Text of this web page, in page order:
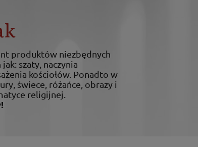
produktów niezbędnych
szaty, naczynia
kościołów. Ponadto w
świece, różańce, obrazy i
religijnej.